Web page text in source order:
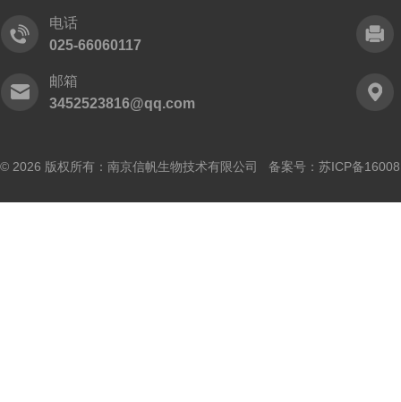
电话
025-66060117
邮箱
3452523816@qq.com
© 2026 版权所有：南京信帆生物技术有限公司 备案号： 苏ICP备